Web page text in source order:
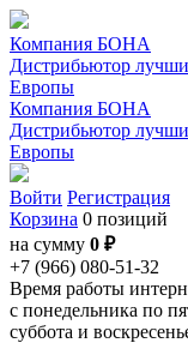
Компания БОНА
Дистрибьютор
Европы
Компания БОНА
Дистрибьютор
Европы
Войти Регистрация
Корзина 0 позиций
на сумму 0 ₽
+7 (966) 080-51-32
Время работы
с понедельника по
суббота и